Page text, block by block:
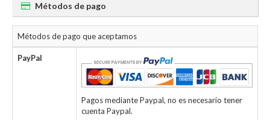
Métodos de pago
Métodos de pago que aceptamos
PayPal
Pagos mediante Paypal, no es necesario tener
cuenta Paypal.